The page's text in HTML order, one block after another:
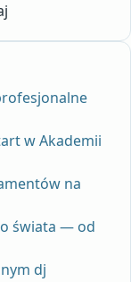
w Akademii
na
świata — od
dj